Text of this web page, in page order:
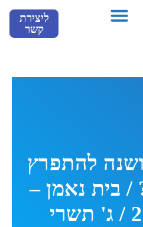
ליצירת
קשר
להתפרץ
/ בית נאמן –
תוכנית 28 / ג' תשרי